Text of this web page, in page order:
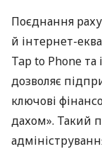
Поєднання
й інтернет-
Tap to Phone та
дозволяє
ключові
дахом». Такий